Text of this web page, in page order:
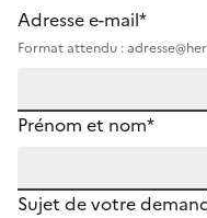
Adresse e-mail*
Format attendu :
Prénom et nom*
Sujet de votre